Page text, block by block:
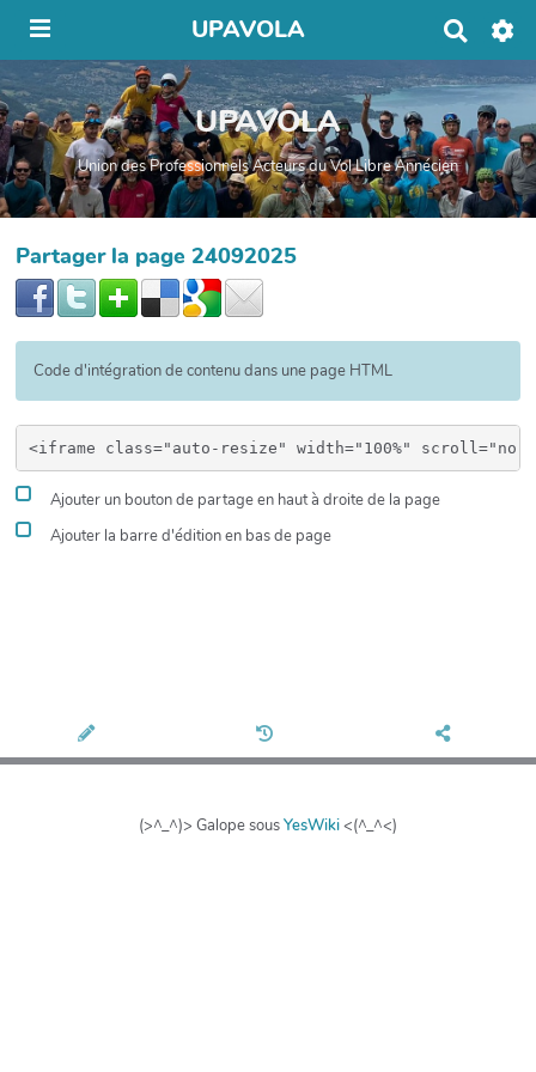
UPAVOLA
c
h
r
c
h
e
UPAVOLA
Union des Professionnels Acteurs du Vol Libre Annécien
Partager la page 24092025
Code d'intégration de contenu dans une page HTML
Ajouter un bouton de partage en haut à droite de la page
Ajouter la barre d'édition en bas de page
(>^_^)> Galope sousYesWiki<(^_^<)